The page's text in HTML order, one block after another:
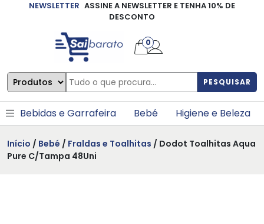
NEWSLETTER ASSINE A NEWSLETTER E TENHA 10% DE
DESCONTO
PESQUISAR
0
Bebidas e Garrafeira Bebé Higiene e Beleza
Início / Bebé / Fraldas e Toalhitas / Dodot Toalhitas Aqua
Pure C/Tampa 48Uni